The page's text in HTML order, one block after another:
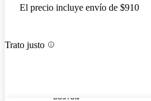
El precio incluye envío de $910
Trato justo